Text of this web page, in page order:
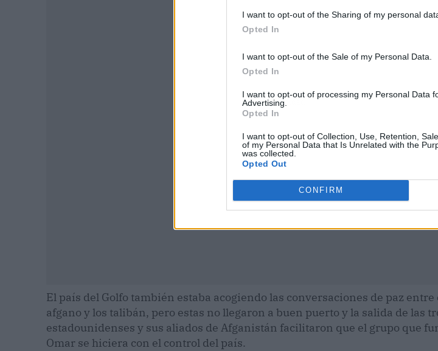
I want to opt-out of the Sharing of my personal
Opted In
I want to opt-out of the Sale of my Personal Data.
Opted In
I want to opt-out of processing my Personal Data
Advertising.
Opted In
I want to opt-out of Collection, Use, Retention,
of my Personal Data that Is Unrelated with the
was collected.
Opted Out
CONFIRM
Publicidad
El país del Golfo también estaba acogiendo las conversaciones de paz entre
afgano y los talibán, pero estas no llegaron a buen puerto y la salida de las
estadounidenses y sus aliados de Afganistán facilitaron que el grupo que
Omar se hiciera con el control del país.